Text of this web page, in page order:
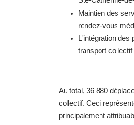
Maintien des
rendez-vous
L'intégration des
transport
Au total, 36 880
collectif. Ceci
principalement